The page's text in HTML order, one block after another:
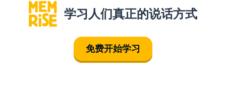
学习人们真正的说话方式
免费开始学习